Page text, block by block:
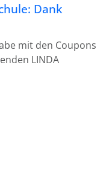
Dank
mit den Coupons
LINDA